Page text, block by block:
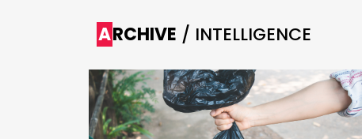
ARCHIVE / INTELLIGENCE